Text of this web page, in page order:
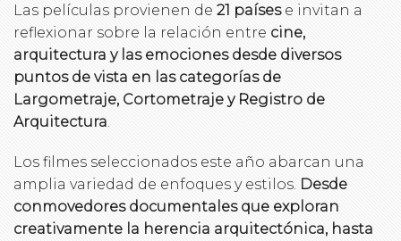
Las películas provienen de 21 paísese invitan a
reflexionar sobre la relación entre cine,
arquitectura y las emociones desde diversos
puntos de vista en las categorías de
Largometraje, Cortometraje y Registro de
Arquitectura
Los filmes seleccionados este año abarcan una
amplia variedad de enfoques y estilos. Desde
conmovedores documentales que exploran
creativamente la herencia arquitectónica, hasta